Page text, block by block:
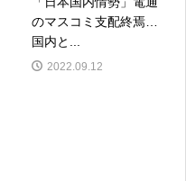
のマスコミ支配終焉…
国内と...
2022.09.12